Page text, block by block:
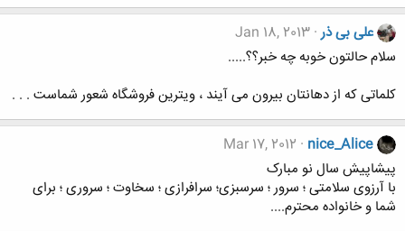
علی بی ذر Jan 18, 2013
سلام حالتون خوبه چه خبر؟؟.....
کلماتی که از دهانتان بیرون می آیند ، ویترین فروشگاه شعور شماست . . .
nice_Alice
Mar 17, 2012
پیشاپیش سال نو مبارک
با آرزوی سلامتی ؛ سرور ؛ سرسبزی؛ سرافرازی ؛ سخاوت ؛ سروری ؛ برای
شما و خانواده محترم....